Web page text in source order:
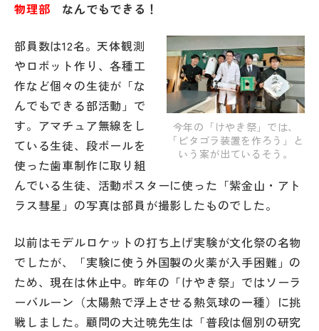
物理部 なんでもできる！
今年の「けやき祭」では、
「ピタゴラ装置を作ろう」と
いう案が出ているそう。
部員数は12名。天体観測
やロボット作り、各種工
作など個々の生徒が「な
んでもできる部活動」で
す。アマチュア無線をし
ている生徒、段ボールを
使った歯車制作に取り組
んでいる生徒、活動ポスターに使った「紫金山・アト
ラス彗星」の写真は部員が撮影したものでした。
以前はモデルロケットの打ち上げ実験が文化祭の名物
でしたが、「実験に使う外国製の火薬が入手困難」の
ため、現在は休止中。昨年の「けやき祭」ではソーラ
ーバルーン（太陽熱で浮上させる熱気球の一種）に挑
戦しました。顧問の大辻暁先生は「普段は個別の研究